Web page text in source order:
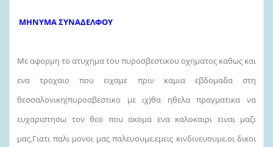
ΜΗΝΥΜΑ ΣΥΝΑΔΕΛΦΟΥ
Με αφορμη το ατυχημα του πυροσβεστικου οχηματος καθως και
ενα τροχαιο που ειχαμε πριν καμια εβδομαδα στη
θεσσαλονικη(πυροσβεστικο με ιχ)θα ηθελα πραγματικα να
ευχαριστησω τον θεο που ακομα ενα καλοκαιρι ειναι μαζι
μας.Γιατι παλι μονοι μας παλευουμε,εμεις κινδινευουμε,οι δικοι